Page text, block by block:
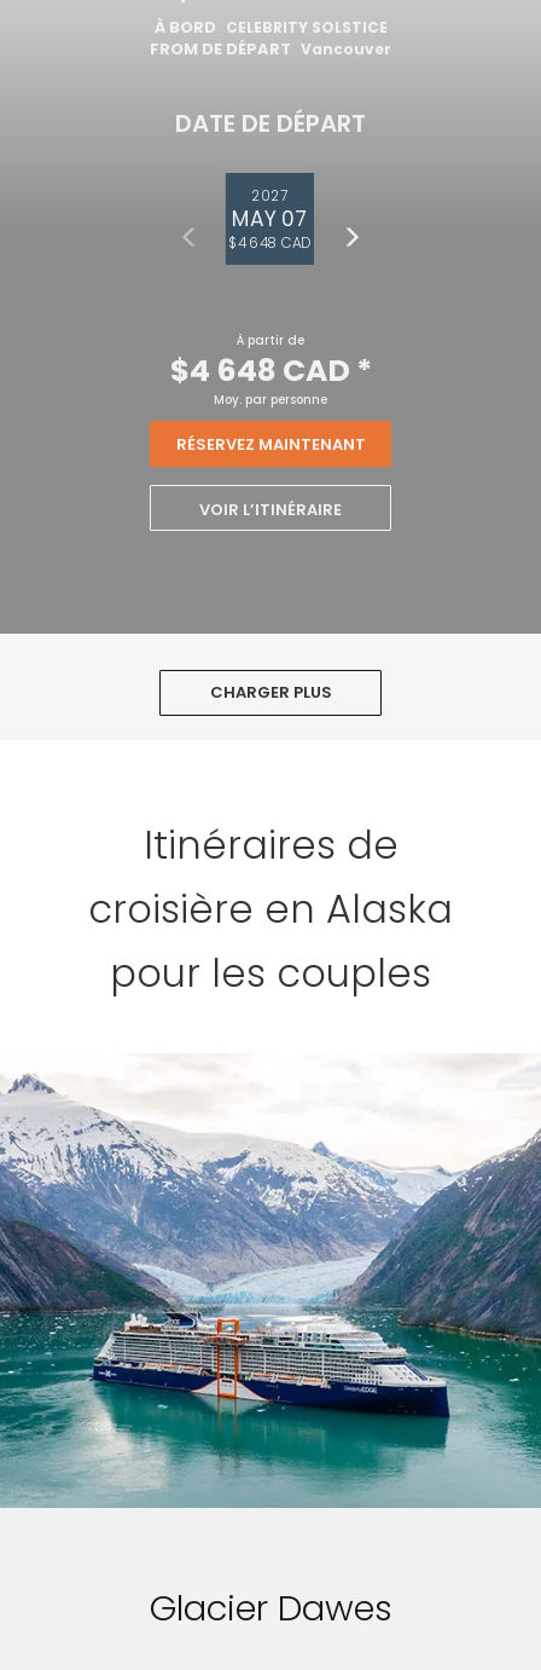
À BORD CELEBRITY SOLSTICE
FROM DE DÉPART Vancouver
DATE DE DÉPART
2027
MAY 07
$4 648 CAD
À partir de
$4 648 CAD *
Moy. par personne
RÉSERVEZ MAINTENANT
VOIR L’ITINÉRAIRE
CHARGER PLUS
Itinéraires de
croisière en Alaska
pour les couples
Glacier Dawes